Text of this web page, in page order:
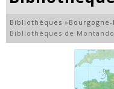
Bibliothèques »
Bibliothèques de